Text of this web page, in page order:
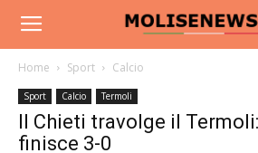
Home Sport Calcio
Sport Calcio Termoli
Il Chieti travolge il
finisce 3-0